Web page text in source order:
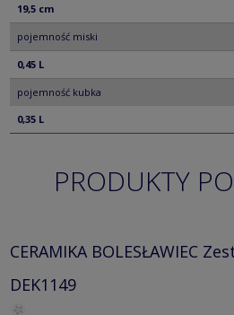
19,5 cm
pojemność miski
0,45 L
pojemność kubka
0,35 L
PRODUKTY
CERAMIKA BOLESŁAWIEC
DEK1149